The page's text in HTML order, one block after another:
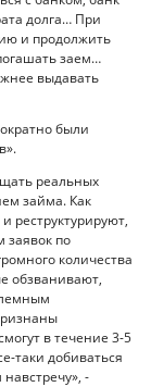
долга… При
и продолжить
заем…
выдавать
были
реальных
займа. Как
реструктурируют,
заявок по
количества
обзванивают,
в течение 3-5
таки добиваться
-